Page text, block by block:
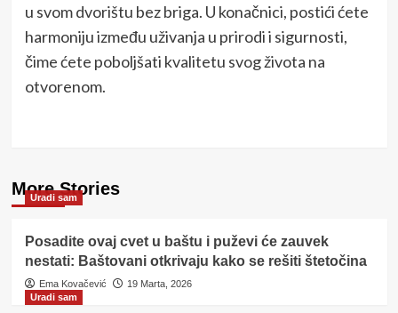
u svom dvorištu bez briga. U konačnici, postići ćete
harmoniju između uživanja u prirodi i sigurnosti,
čime ćete poboljšati kvalitetu svog života na
otvorenom.
More Stories
Uradi sam
Posadite ovaj cvet u baštu i puževi će zauvek
nestati: Baštovani otkrivaju kako se rešiti štetočina
Ema Kovačević
19 Marta, 2026
Uradi sam